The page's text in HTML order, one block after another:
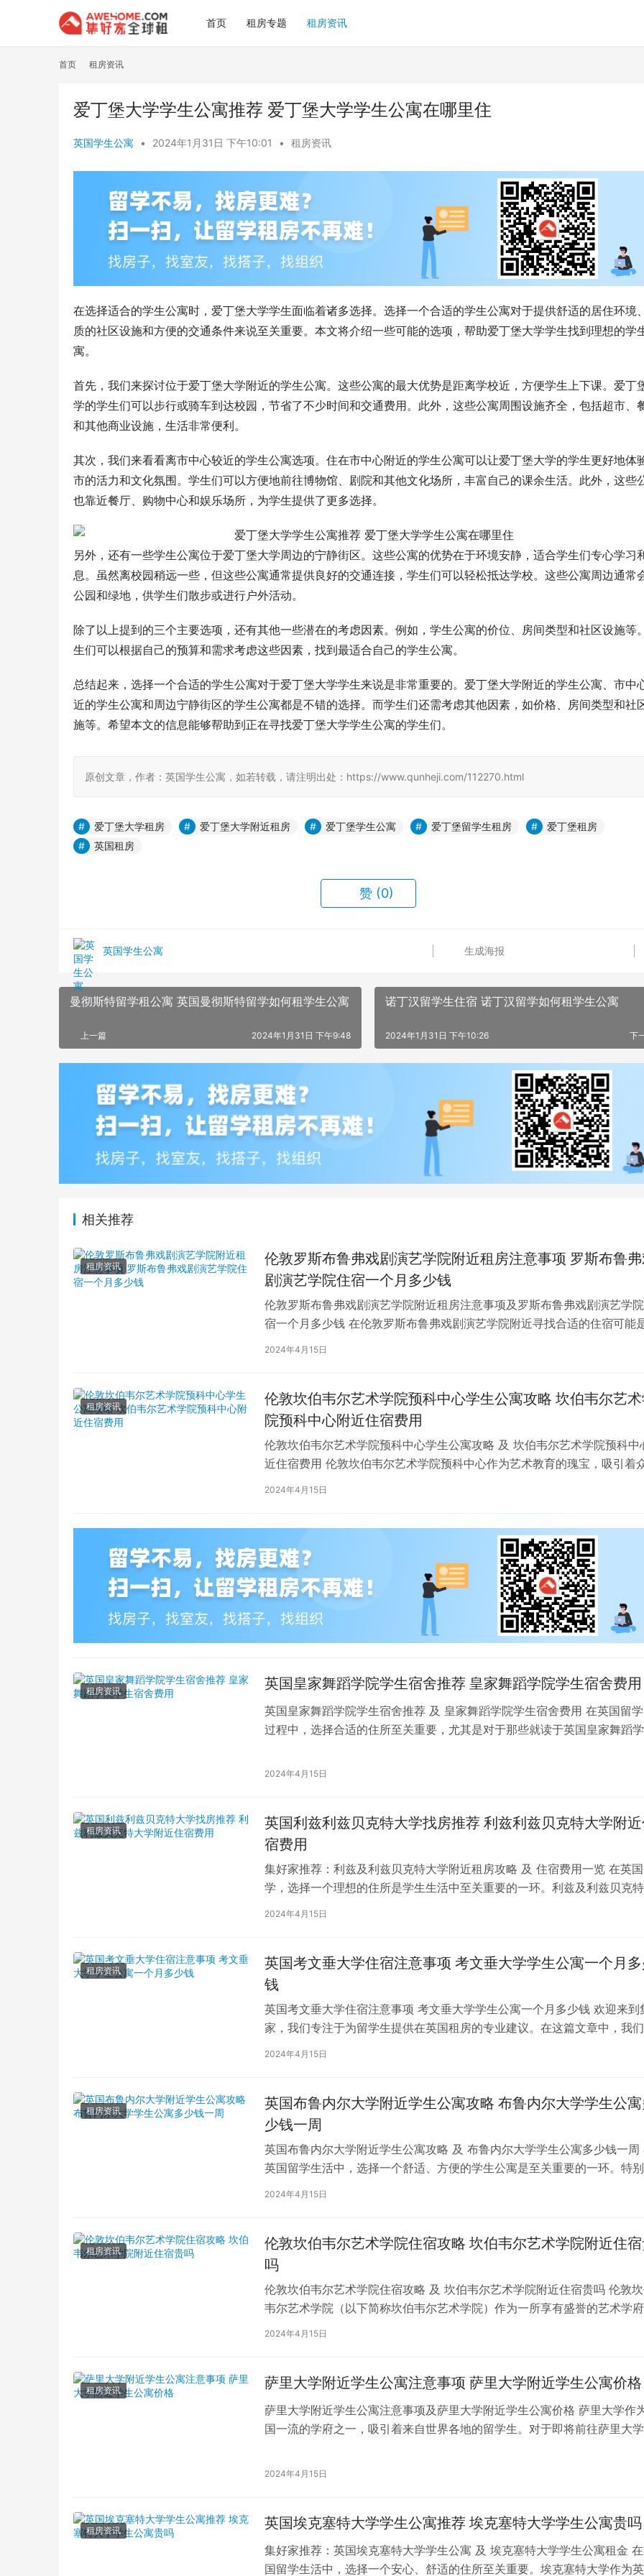
首页 租房专题 租房资讯
首页 租房资讯
爱丁堡大学学生公寓推荐 爱丁堡大学学生公寓在哪里住
英国学生公寓 • 2024年1月31日 下午10:01 • 租房资讯
在选择适合的学生公寓时，爱丁堡大学学生面临着诸多选择。选择一个合适的学生公寓对于提供舒适的居住环境
质的社区设施和方便的交通条件来说至关重要。本文将介绍一些可能的选项，帮助爱丁堡大学学生找到理想的学
寓。
首先，我们来探讨位于爱丁堡大学附近的学生公寓。这些公寓的最大优势是距离学校近，方便学生上下课。爱丁
学的学生们可以步行或骑车到达校园，节省了不少时间和交通费用。此外，这些公寓周围设施齐全，包括超市、
和其他商业设施，生活非常便利。
其次，我们来看看离市中心较近的学生公寓选项。住在市中心附近的学生公寓可以让爱丁堡大学的学生更好地体
市的活力和文化氛围。学生们可以方便地前往博物馆、剧院和其他文化场所，丰富自己的课余生活。此外，这些
也靠近餐厅、购物中心和娱乐场所，为学生提供了更多选择。
另外，还有一些学生公寓位于爱丁堡大学周边的宁静街区。这些公寓的优势在于环境安静，适合学生们专心学习
息。虽然离校园稍远一些，但这些公寓通常提供良好的交通连接，学生们可以轻松抵达学校。这些公寓周边通常
公园和绿地，供学生们散步或进行户外活动。
除了以上提到的三个主要选项，还有其他一些潜在的考虑因素。例如，学生公寓的价位、房间类型和社区设施等
生们可以根据自己的预算和需求考虑这些因素，找到最适合自己的学生公寓。
总结起来，选择一个合适的学生公寓对于爱丁堡大学学生来说是非常重要的。爱丁堡大学附近的学生公寓、市中
近的学生公寓和周边宁静街区的学生公寓都是不错的选择。而学生们还需考虑其他因素，如价格、房间类型和社
施等。希望本文的信息能够帮助到正在寻找爱丁堡大学学生公寓的学生们。
原创文章，作者：英国学生公寓，如若转载，请注明出处：https://www.qunheji.com/112270.html
爱丁堡大学租房 爱丁堡大学附近租房 爱丁堡学生公寓 爱丁堡留学生租房
爱丁堡租房
英国租房
赞 (0)
英国学生公寓 生成海报
曼彻斯特留学租公寓 英国曼彻斯特留学如何租学生公寓
上一篇 2024年1月31日 下午9:48
诺丁汉留学生住宿 诺丁汉留学如何租学生公寓
下
2024年1月31日 下午10:26
相关推荐
租房资讯
伦敦罗斯布鲁弗戏剧演艺学院附近租房注意事项 罗斯布鲁
剧演艺学院住宿一个月多少钱
伦敦罗斯布鲁弗戏剧演艺学院附近租房注意事项及罗斯布鲁弗戏剧演艺学
宿一个月多少钱 在伦敦罗斯布鲁弗戏剧演艺学院附近寻找合适的住宿可能
学生活中的一项关键任务。为了帮助您顺利完成…
2024年4月15日
租房资讯
伦敦坎伯韦尔艺术学院预科中心学生公寓攻略 坎伯韦尔艺
院预科中心附近住宿费用
伦敦坎伯韦尔艺术学院预科中心学生公寓攻略 及 坎伯韦尔艺术学院预科中
近住宿费用 伦敦坎伯韦尔艺术学院预科中心作为艺术教育的瑰宝，吸引着
2024年4月15日
租房资讯 英国皇家舞蹈学院学生宿舍推荐 皇家舞蹈学院学生宿舍费用
英国皇家舞蹈学院学生宿舍推荐 及 皇家舞蹈学院学生宿舍费用 在英国留
过程中，选择合适的住所至关重要，尤其是对于那些就读于英国皇家舞蹈学
2024年4月15日
租房资讯
英国利兹利兹贝克特大学找房推荐 利兹利兹贝克特大学附
宿费用
集好家推荐：利兹及利兹贝克特大学附近租房攻略 及 住宿费用一览 在英
学，选择一个理想的住所是学生生活中至关重要的一环。利兹及利兹贝克特
学（以下简称利兹贝大）作为英国一所卓越的…
2024年4月15日
租房资讯
英国考文垂大学住宿注意事项 考文垂大学学生公寓一个月
钱
英国考文垂大学住宿注意事项 考文垂大学学生公寓一个月多少钱 欢迎来到
家，我们专注于为留学生提供在英国租房的专业建议。在这篇文章中，我们
深入探讨英国考文垂大学住宿的注意事项，以…
2024年4月15日
租房资讯
英国布鲁内尔大学附近学生公寓攻略 布鲁内尔大学学生公寓
少钱一周
英国布鲁内尔大学附近学生公寓攻略 及 布鲁内尔大学学生公寓多少钱一周
英国留学生活中，选择一个舒适、方便的学生公寓是至关重要的一环。特别
2024年4月15日
租房资讯
伦敦坎伯韦尔艺术学院住宿攻略 坎伯韦尔艺术学院附近住
吗
伦敦坎伯韦尔艺术学院住宿攻略 及 坎伯韦尔艺术学院附近住宿贵吗 伦敦
韦尔艺术学院（以下简称坎伯韦尔艺术学院）作为一所享有盛誉的艺术学府
吸引了全球各地的学子前来学习。而对于即将…
2024年4月15日
租房资讯 萨里大学附近学生公寓注意事项 萨里大学附近学生公寓价格
萨里大学附近学生公寓注意事项及萨里大学附近学生公寓价格 萨里大学作
国一流的学府之一，吸引着来自世界各地的留学生。对于即将前往萨里大学
2024年4月15日
租房资讯 英国埃克塞特大学学生公寓推荐 埃克塞特大学学生公寓贵吗
集好家推荐：英国埃克塞特大学学生公寓 及 埃克塞特大学学生公寓租金
国留学生活中，选择一个安心、舒适的住所至关重要。埃克塞特大学作为英